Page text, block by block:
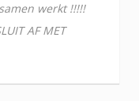
werkt !!!!!
AF MET